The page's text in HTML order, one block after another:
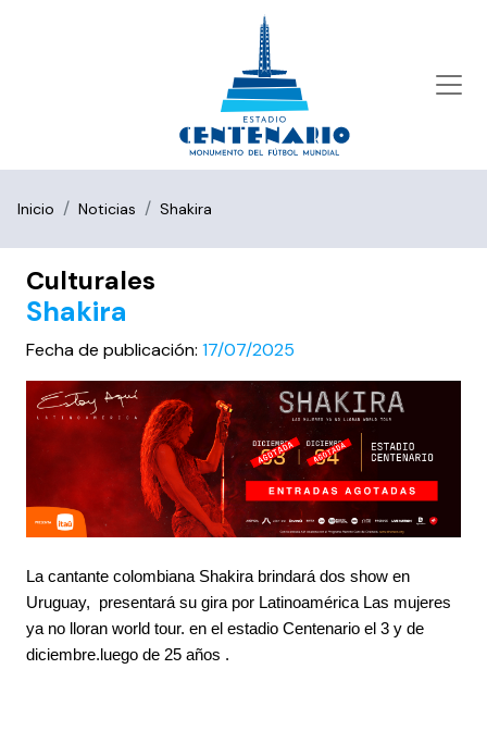
Inicio Noticias Shakira
Culturales
Shakira
Fecha de publicación: 17/07/2025
La cantante colombiana Shakira brindará dos show en
Uruguay, presentará su gira por Latinoamérica Las mujeres
ya no lloran world tour. en el estadio Centenario el 3 y de
diciembre.luego de 25 años .